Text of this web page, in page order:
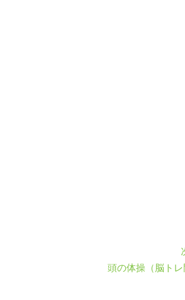
頭の体操（脳トレ